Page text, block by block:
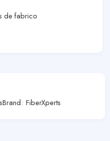
de fabrico
Brand: FiberXperts